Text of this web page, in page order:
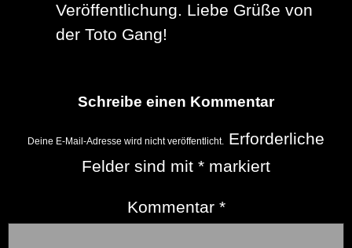
Veröffentlichung. Liebe Grüße von
der Toto Gang!
Schreibe einen Kommentar
Deine E-Mail-Adresse wird nicht veröffentlicht. Erforderliche
Felder sind mit * markiert
Kommentar *